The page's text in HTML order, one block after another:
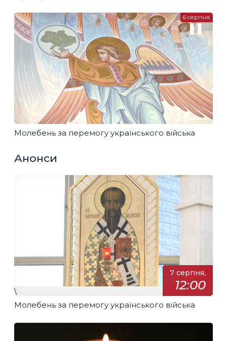
Молебень за перемогу українського війська
6 серпня
Анонси
7 серпня,
12:00
\
Молебень за перемогу українського війська